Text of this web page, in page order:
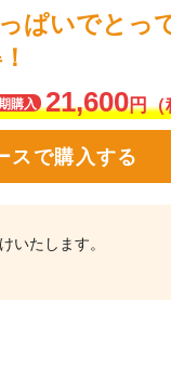
ぱいでとっ
購入 21,600円（
スで購入する
いたします。